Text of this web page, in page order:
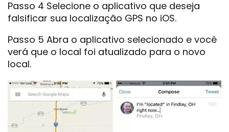
Passo 4 Selecione o aplicativo que deseja
falsificar sua localização GPS no iOS.
Passo 5 Abra o aplicativo selecionado e você
verá que o local foi atualizado para o novo
local.